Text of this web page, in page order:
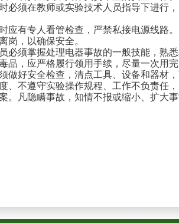
必须在教师或实验技术人员指导下进行
应有专人看管检查，严禁私接电源线路
岗，以确保安全。
必须掌握处理电器事故的一般技能，熟
品，应严格履行领用手续，尽量一次用
做好安全检查，清点工具、设备和器材
、不遵守实验操作规程、工作不负责任
。凡隐瞒事故，知情不报或缩小、扩大